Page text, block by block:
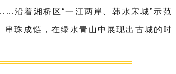
沿着湘桥区“一江两岸、韩水宋城”示范
串珠成链，在绿水青山中展现出古城的时